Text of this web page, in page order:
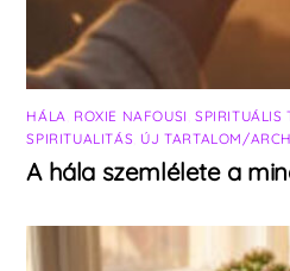
HÁLA ROXIE NAFOUSI
SPIRITUALITÁS ÚJ TARTALOM/
A hála szemlélete a